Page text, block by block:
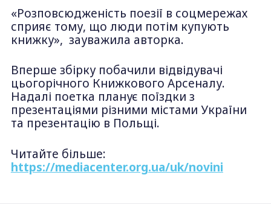
«Розповсюдженість поезії в соцмережах
сприяє тому, що люди потім купують
книжку», зауважила авторка.
Вперше збірку побачили відвідувачі
цьогорічного Книжкового Арсеналу.
Надалі поетка планує поїздки з
презентаціями різними містами України
та презентацію в Польщі.
Читайте більше:
https://mediacenter.org.ua/uk/novini